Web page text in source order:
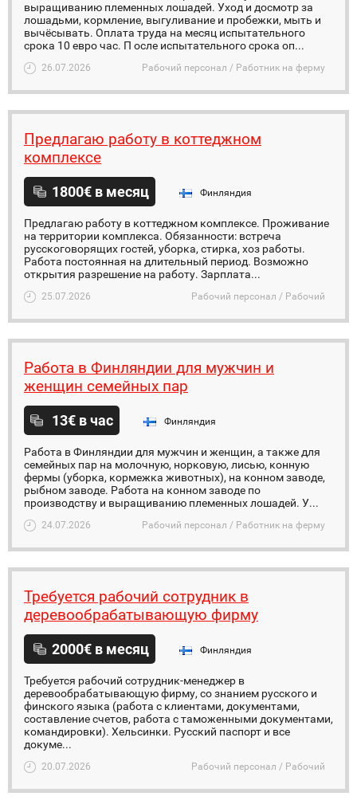
выращиванию племенных лошадей. Уход и досмотр за
лошадьми, кормление, выгуливание и пробежки, мыть и
вычёсывать. Оплата труда на месяц испытательного
срока 10 евро час. П осле испытательного срока оп...
26.07.2026 Рабочий персонал / Работник на ферму
Предлагаю работу в коттеджном
комплексе
1800€ в месяц Финляндия
Предлагаю работу в коттеджном комплексе. Проживание
на территории комплекса. Обязанности: встреча
русскоговорящих гостей, уборка, стирка, хоз работы.
Работа постоянная на длительный период. Возможно
открытия разрешение на работу. Зарплата...
25.07.2026 Рабочий персонал / Рабочий
Работа в Финляндии для мужчин и
женщин семейных пар
13€ в час Финляндия
Работа в Финляндии для мужчин и женщин, а также для
семейных пар на молочную, норковую, лисью, конную
фермы (уборка, кормежка животных), на конном заводе,
рыбном заводе. Работа на конном заводе по
производству и выращиванию племенных лошадей. У...
24.07.2026 Рабочий персонал / Работник на ферму
Требуется рабочий сотрудник в
деревообрабатывающую фирму
2000€ в месяц Финляндия
Требуется рабочий сотрудник-менеджер в
деревообрабатывающую фирму, со знанием русского и
финского языка (работа с клиентами, документами,
составление счетов, работа с таможенными документами,
командировки). Хельсинки. Русский паспорт и все
докуме...
20.07.2026 Рабочий персонал / Рабочий